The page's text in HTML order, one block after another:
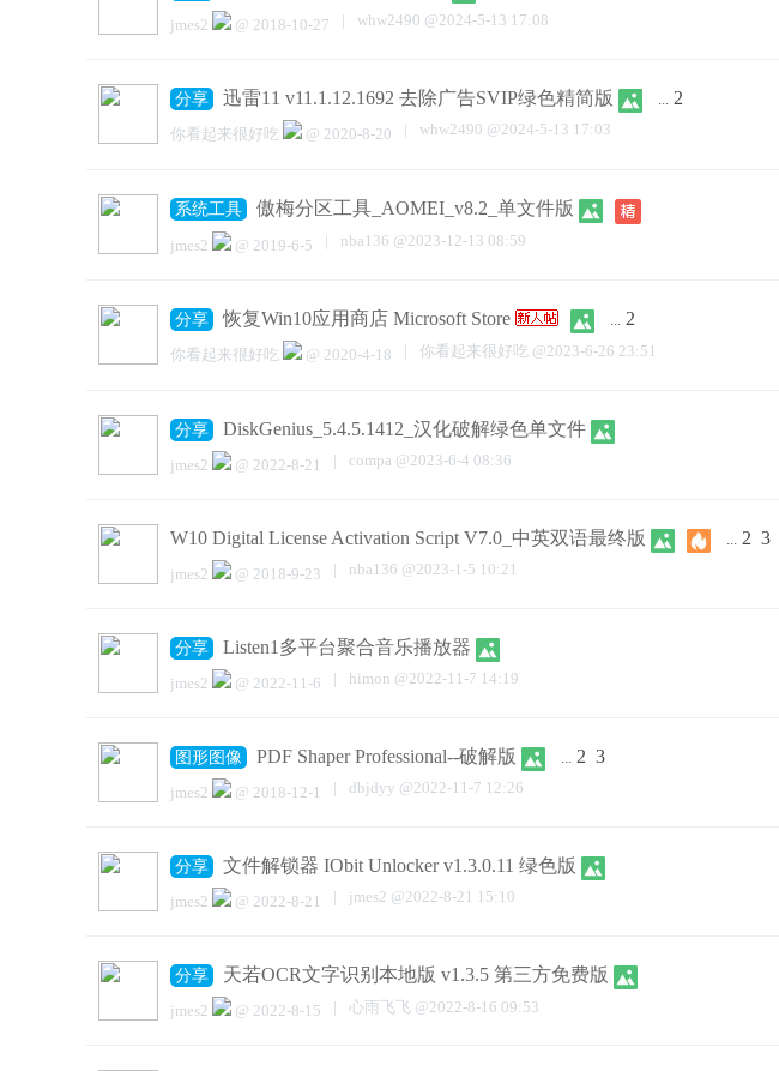
jmes2 @ 2018-10-27 | whw2490 @2024-5-13 17:08
分享 迅雷11 v11.1.12.1692 去除广告SVIP绿色精简版 2
你看起来很好吃 @ 2020-8-20 | whw2490 @2024-5-13 17:03
系统工具 傲梅分区工具_AOMEI_v8.2_单文件版
jmes2 @ 2019-6-5 | nba136 @2023-12-13 08:59
分享 恢复Win10应用商店 Microsoft Store 2
你看起来很好吃 @ 2020-4-18 | 你看起来很好吃 @2023-6-26 23:51
分享 DiskGenius_5.4.5.1412_汉化破解绿色单文件
jmes2 @ 2022-8-21 | compa @2023-6-4 08:36
W10 Digital License Activation Script V7.0_中英双语最终版 2 3
jmes2 @ 2018-9-23 | nba136 @2023-1-5 10:21
分享 Listen1多平台聚合音乐播放器
jmes2 @ 2022-11-6 | himon @2022-11-7 14:19
图形图像 PDF Shaper Professional--破解版 2 3
jmes2 @ 2018-12-1 | dbjdyy @2022-11-7 12:26
分享 文件解锁器 IObit Unlocker v1.3.0.11 绿色版
jmes2 @ 2022-8-21 | jmes2 @2022-8-21 15:10
分享 天若OCR文字识别本地版 v1.3.5 第三方免费版
jmes2 @ 2022-8-15 | 心雨飞飞 @2022-8-16 09:53